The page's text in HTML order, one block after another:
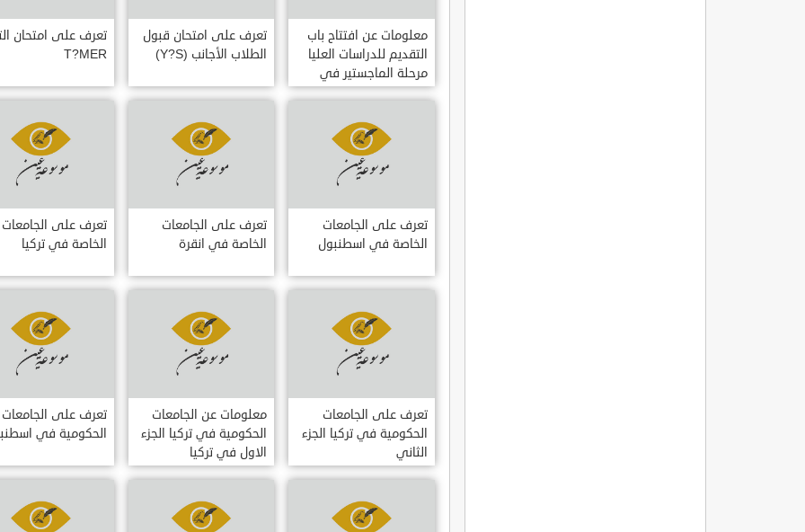
معلومات عن افتتاح باب
التقديم للدراسات العليا
مرحلة الماجستير في
كلية الإلهيات جامعة
تعرف على امتحان قبول
الطلاب الأجانب (Y?S)
تعرف على امتحان
T?MER
تعرف على الجامعات
الخاصة في اسطنبول
تعرف على الجامعات
الخاصة في انقرة
تعرف على الجامعات
الخاصة في تركيا
تعرف على الجامعات
الحكومية في تركيا الجزء
الثاني
معلومات عن الجامعات
الحكومية في تركيا الجزء
الاول في تركيا
تعرف على الجامعات
الحكومية في